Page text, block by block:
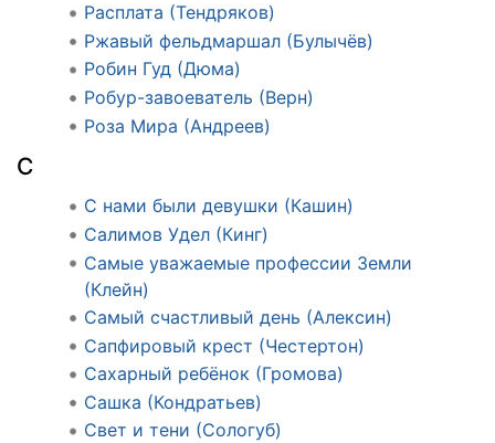
Расплата (Тендряков)
Ржавый фельдмаршал (Булычёв)
Робин Гуд (Дюма)
Робур-завоеватель (Верн)
Роза Мира (Андреев)
С
С нами были девушки (Кашин)
Салимов Удел (Кинг)
Самые уважаемые профессии Земли
(Клейн)
Самый счастливый день (Алексин)
Сапфировый крест (Честертон)
Сахарный ребёнок (Громова)
Сашка (Кондратьев)
Свет и тени (Сологуб)